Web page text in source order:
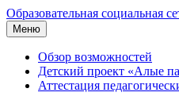
Образовательная социальная
Меню
Обзор возможностей
Детский проект «Алые
Аттестация